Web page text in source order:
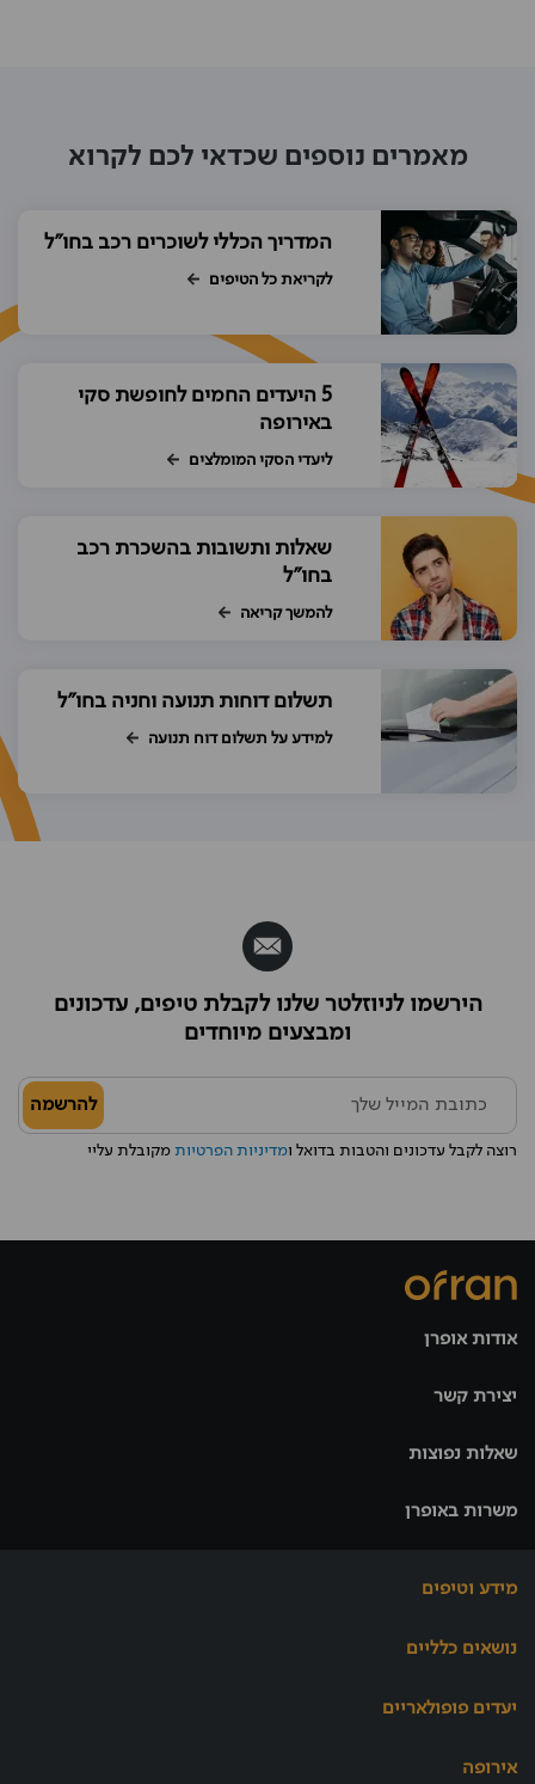
מאמרים נוספים שכדאי לכם לקרוא
המדריך הכללי לשוכרים רכב בחו"ל
לקריאת כל הטיפים
5 היעדים החמים לחופשת סקי
באירופה
ליעדי הסקי המומלצים
שאלות ותשובות בהשכרת רכב
בחו"ל
להמשך קריאה
תשלום דוחות תנועה וחניה בחו"ל
למידע על תשלום דוח תנועה
הירשמו לניוזלטר שלנו לקבלת טיפים, עדכונים
ומבצעים מיוחדים
רוצה לקבל עדכונים והטבות בדואל ומדיניות הפרטיות מקובלת עליי
להרשמה
אודות אופרן
יצירת קשר
שאלות נפוצות
משרות באופרן
מידע וטיפים
נושאים כלליים
יעדים פופולאריים
אירופה